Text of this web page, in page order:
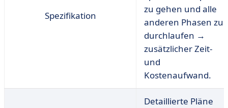
Spezifikation
zu gehen und alle
anderen Phasen zu
durchlaufen →
zusätzlicher Zeit-
und
Kostenaufwand.
Detaillierte Pläne